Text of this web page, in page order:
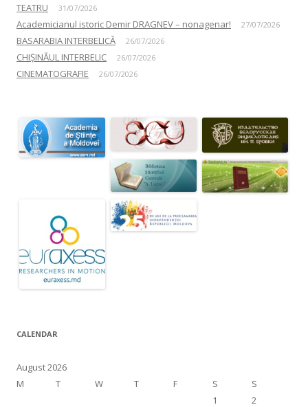
TEATRU 31/07/2026
Academicianul istoric Demir DRAGNEV – nonagenar! 27/07/2026
BASARABIA INTERBELICĂ 26/07/2026
CHIȘINĂUL INTERBELIC 26/07/2026
CINEMATOGRAFIE 26/07/2026
CALENDAR
August 2026
M
T W T F S S
1
2